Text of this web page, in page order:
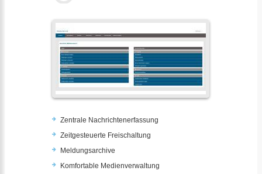
Zentrale Nachrichtenerfassung
Zeitgesteuerte Freischaltung
Meldungsarchive
Komfortable Medienverwaltung